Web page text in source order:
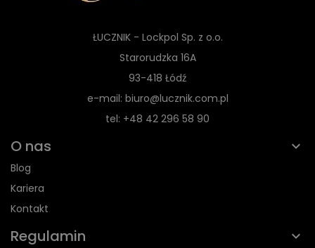
ŁUCZNIK - Lockpol Sp. z o.o.
Starorudzka 16A
93-418 Łódź
e-mail: biuro@lucznik.com.pl
tel: +48 42 296 58 90
O nas
Blog
Kariera
Kontakt
Regulamin